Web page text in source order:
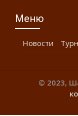
Меню
Новости
© 2023,